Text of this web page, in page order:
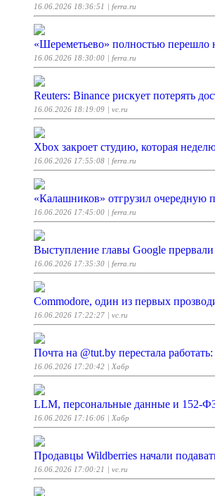
16.06.2026 18:36:51 | ferra.ru
«Шереметьево» полностью перешло
16.06.2026 18:30:00 | ferra.ru
Reuters: Binance рискует потерять
16.06.2026 18:19:09 | vc.ru
Xbox закроет студию, которая
16.06.2026 17:55:08 | ferra.ru
«Калашников» отгрузил очередную
16.06.2026 17:45:00 | ferra.ru
Выступление главы Google прервали
16.06.2026 17:35:30 | ferra.ru
Commodore, один из первых
16.06.2026 17:22:27 | vc.ru
Почта на @tut.by перестала
16.06.2026 17:20:42 | Хабр
LLM, персональные данные и 152-
16.06.2026 17:16:06 | Хабр
Продавцы Wildberries начали
16.06.2026 17:00:21 | vc.ru